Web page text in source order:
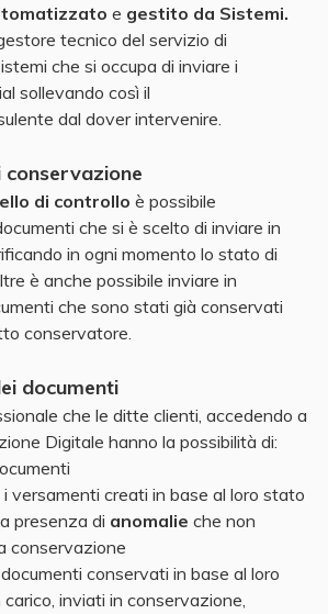
e gestito da Sistemi.
tecnico del servizio di
che si occupa di inviare i
sollevando così il
dal dover intervenire.
di controllo è possibile
che si è scelto di inviare in
in ogni momento lo stato di
è anche possibile inviare in
che sono stati già conservati
conservatore.
documenti
che le ditte clienti, accedendo a
Digitale hanno la possibilità di:
i versamenti creati in base al loro stato
presenza di anomalie che non
conservazione
conservati in base al loro
inviati in conservazione,